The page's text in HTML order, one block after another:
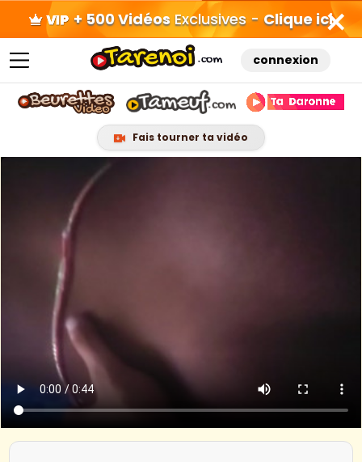
Skip
+ 500 Vidéos Exclusives - Clique ici
connexion
Fais tourner ta vidéo